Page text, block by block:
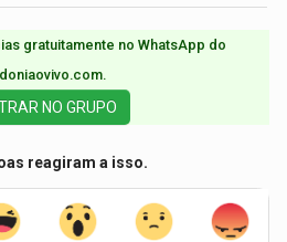
gratuitamente no WhatsApp do
NO GRUPO
reagiram a isso.